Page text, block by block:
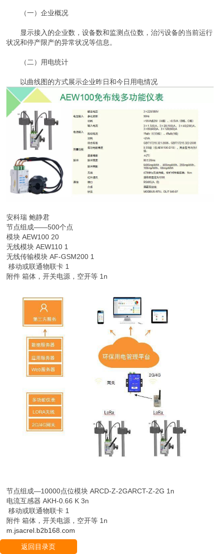
（一）企业概况
显示接入的企业数，设备数和监测点位数，治污设备的当前运行
状况和停产限产的异常状况等信息。
（二）用电统计
以曲线图的方式展示企业昨日和今日用电情况
安科瑞 鲍静君
节点组成——500个点
模块 AEW100 20
无线模块 AEW110 1
无线传输模块 AF-GSM200 1
移动或联通物联卡 1
附件 箱体，开关电源，空开等 1n
节点组成—10000点位模块 ARCD-Z-2GARCT-Z-2G 1n
电流互感器 AKH-0.66 K 3n
移动或联通物联卡 1
附件 箱体，开关电源，空开等 1n
m.jsacrel.b2b168.com
返回目录页